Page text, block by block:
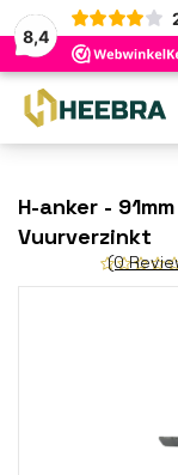
8,4
H-anker -
Vuurverzinkt
(0